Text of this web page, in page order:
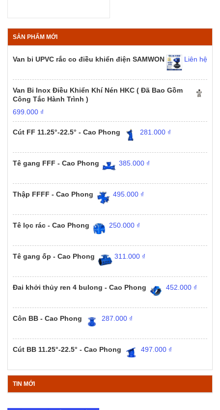
SẢN PHẨM MỚI
Van bi UPVC rắc co điều khiển điện SAMWON Liên hệ
Van Bi Inox Điều Khiển Khí Nén HKC ( Đã Bao Gồm
Công Tắc Hành Trình )
699.000 ₫
Cút FF 11.25°-22.5° - Cao Phong 281.000 ₫
Tê gang FFF - Cao Phong 385.000 ₫
Thập FFFF - Cao Phong 495.000 ₫
Tê lọc rác - Cao Phong 250.000 ₫
Tê gang ốp - Cao Phong 311.000 ₫
Đai khởi thủy ren 4 bulong - Cao Phong 452.000 ₫
Côn BB - Cao Phong 287.000 ₫
Cút BB 11.25°-22.5° - Cao Phong 497.000 ₫
TIN MỚI